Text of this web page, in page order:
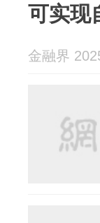
可实现
金融界